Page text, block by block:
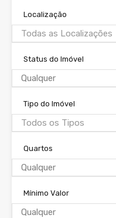
Localização
Todas as Localizações
Status do Imóvel
Qualquer
Tipo do Imóvel
Todos os Tipos
Quartos
Qualquer
Mínimo Valor
Qualquer